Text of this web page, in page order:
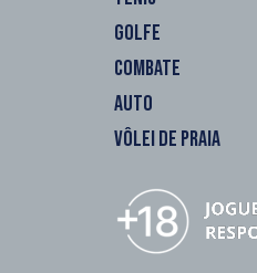
GOLFE
COMBATE
AUTO
VÔLEI DE PRAIA